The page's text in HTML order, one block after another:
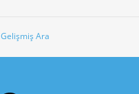
Gelişmiş Ara